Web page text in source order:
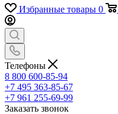
Избранные товары 0
Телефоны
8 800 600-85-94
+7 495 363-85-67
+7 961 255-69-99
Заказать звонок